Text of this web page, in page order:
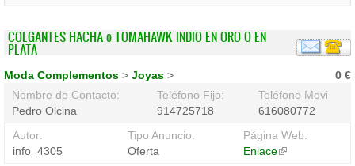
COLGANTES HACHA o TOMAHAWK INDIO EN ORO O EN
PLATA
0 €
Moda Complementos > Joyas >
Nombre de Contacto:
Pedro Olcina
Teléfono Fijo:
914725718
Teléfono Movil:
616080772
Autor:
info_4305
Tipo Anuncio:
Oferta
Página Web:
Enlace(link